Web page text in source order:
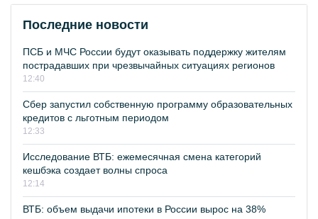
Последние новости
ПСБ и МЧС России будут оказывать поддержку жителям
пострадавших при чрезвычайных ситуациях регионов
12:40
Сбер запустил собственную программу образовательных
кредитов с льготным периодом
12:33
Исследование ВТБ: ежемесячная смена категорий
кешбэка создает волны спроса
12:14
ВТБ: объем выдачи ипотеки в России вырос на 38%